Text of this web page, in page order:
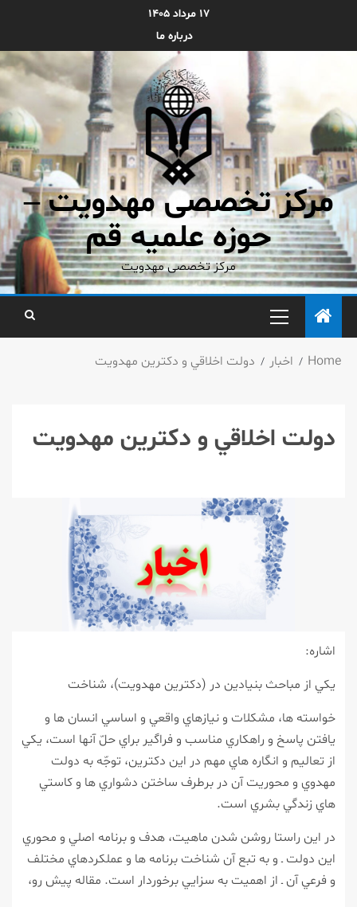
۱۷ مرداد ۱۴۰۵
درباره ما
مرکز تخصصی مهدویت –
حوزه علمیه قم
مرکز تخصصی مهدویت
Home اخبار دولت اخلاقي و دكترين مهدويت
دولت اخلاقي و دكترين مهدويت
اشاره:
يكي از مباحث بنيادين در (دكترين مهدويت)، شناخت
خواسته ها، مشكلات و نيازهاي واقعي و اساسي انسان ها و
يافتن پاسخ و راهكاري مناسب و فراگير براي حلّ آنها است، يكي
از تعاليم و انگاره هاي مهم در اين دكترين، توجّه به دولت
مهدوي و محوريت آن در برطرف ساختن دشواري ها و كاستي
هاي زندگي بشري است.
در اين راستا روشن شدن ماهيت، هدف و برنامه اصلي و محوري
اين دولت ـ و به تبع آن شناخت برنامه ها و عملكردهاي مختلف
و فرعي آن ـ از اهميت به سزايي برخوردار است. مقاله پيش رو،